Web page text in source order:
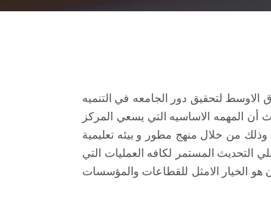
عين شمس في عام 1979 كأول مركز متخصص في الشرق الاوسط لتحقيق دور الجامعه في التنميه
أن المهمه الاساسيه التي يسعي المركز
وذلك من خلال منهج مطور و بيئه تعليمية
المستمر لكافه العمليات التي
هو الخيار الامثل للقطاعات والمؤسسات